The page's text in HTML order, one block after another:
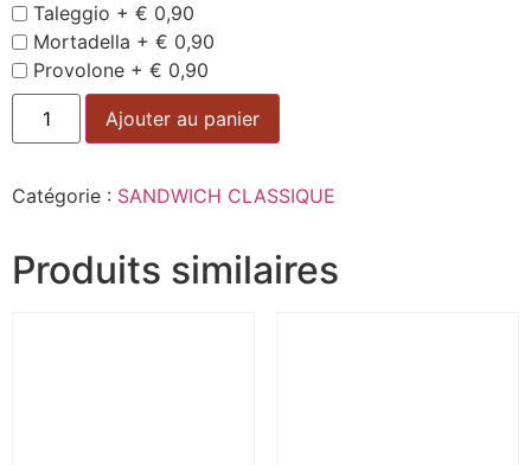
Taleggio + € 0,90
Mortadella + € 0,90
Provolone + € 0,90
Ajouter au panier
Catégorie : SANDWICH CLASSIQUE
Produits similaires